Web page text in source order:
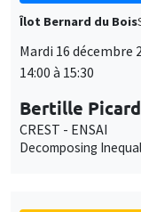
Îlot Bernard du Bois
Mardi 16 décembre
14:00 à 15:30
Bertille Picard
CREST - ENSAI
Decomposing